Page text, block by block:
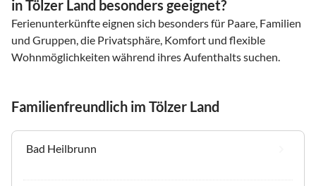
in Tölzer Land besonders geeignet?
Ferienunterkünfte eignen sich besonders für Paare, Familien
und Gruppen, die Privatsphäre, Komfort und flexible
Wohnmöglichkeiten während ihres Aufenthalts suchen.
Familienfreundlich im Tölzer Land
Bad Heilbrunn